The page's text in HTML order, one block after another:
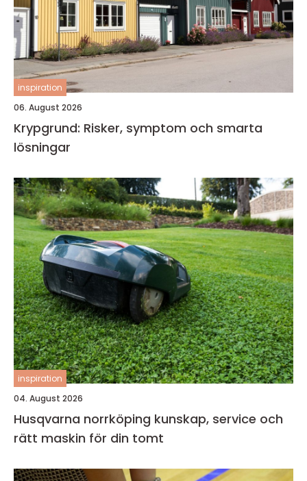
inspiration
06. August 2026
Krypgrund: Risker, symptom och smarta
lösningar
inspiration
04. August 2026
Husqvarna norrköping kunskap, service och
rätt maskin för din tomt